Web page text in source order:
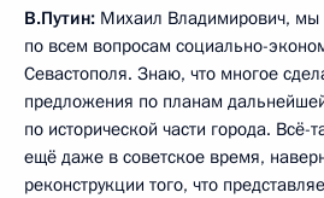
В.Путин: Михаил Владимирович, мы
по всем вопросам социально-
Севастополя. Знаю, что многое
предложения по планам
по исторической части города. Всё-
ещё даже в советское время,
реконструкции того, что